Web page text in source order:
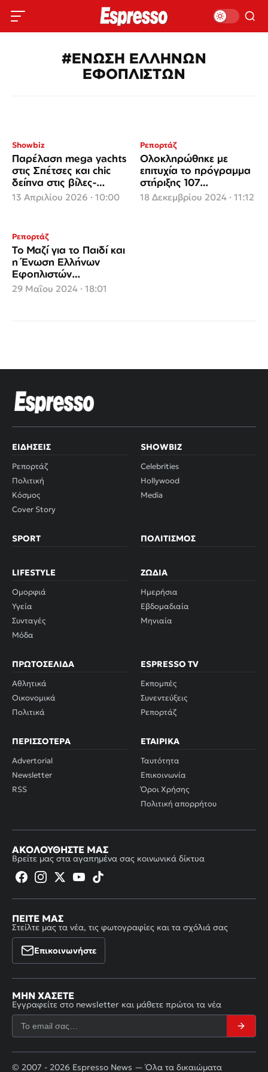
#ΕΝΩΣΗ ΕΛΛΗΝΩΝ
ΕΦΟΠΛΙΣΤΩΝ
Showbiz
Παρέλαση mega yachts
στις Σπέτσες και chic
δείπνα στις βίλες-
φρούρια στο Πόρτο
13 Απριλίου 2026 · 10:00
Ρεπορτάζ
Ολοκληρώθηκε με
επιτυχία το πρόγραμμα
στήριξης 107
πλημμυροπαθών
οικογενειών από τo
18 Δεκεμβρίου 2024 · 11:12
Ρεπορτάζ
To Μαζί για το Παιδί και
η Ένωση Ελλήνων
Εφοπλιστών
αγκαλιάζουν 107
29 Μαΐου 2024 · 18:01
ΕΙΔΉΣΕΙΣ
Ρεπορτάζ
Πολιτική
Κόσμος
Cover Story
SHOWBIZ
Celebrities
Hollywood
Media
SPORT ΠΟΛΙΤΙΣΜΌΣ
LIFESTYLE
Ομορφιά
Υγεία
Συνταγές
Μόδα
ΖΏΔΙΑ
Ημερήσια
Εβδομαδιαία
Μηνιαία
ΠΡΩΤΟΣΈΛΙΔΑ
Αθλητικά
Οικονομικά
Πολιτικά
ESPRESSO TV
Εκπομπές
Συνεντεύξεις
Ρεπορτάζ
ΠΕΡΙΣΣΌΤΕΡΑ
Advertorial
Newsletter
RSS
ΕΤΑΙΡΙΚΆ
Ταυτότητα
Επικοινωνία
Όροι Χρήσης
Πολιτική απορρήτου
ΑΚΟΛΟΥΘΉΣΤΕ ΜΑΣ
Βρείτε μας στα αγαπημένα σας κοινωνικά δίκτυα
ΠΕΊΤΕ ΜΑΣ
Στείλτε μας τα νέα, τις φωτογραφίες και τα σχόλιά σας
Επικοινωνήστε
ΜΗΝ ΧΆΣΕΤΕ
Εγγραφείτε στο newsletter και μάθετε πρώτοι τα νέα
© 2007 - 2026 Espresso News — Όλα τα δικαιώματα